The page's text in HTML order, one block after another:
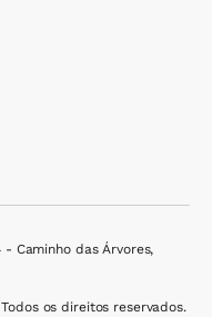
Caminho das Árvores,
os direitos reservados.